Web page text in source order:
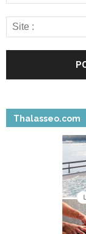
Thalasseo.com